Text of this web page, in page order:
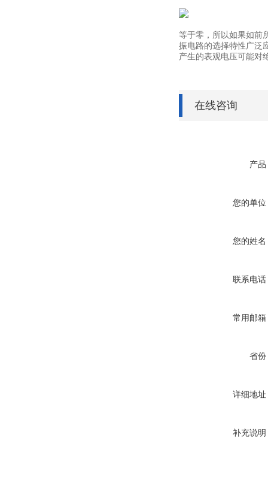
等于零，所以如果如前
振电路的选择特性广泛
产生的表观电压可能对
在线咨询
产品
您的单位
您的姓名
联系电话
常用邮箱
省份
详细地址
补充说明